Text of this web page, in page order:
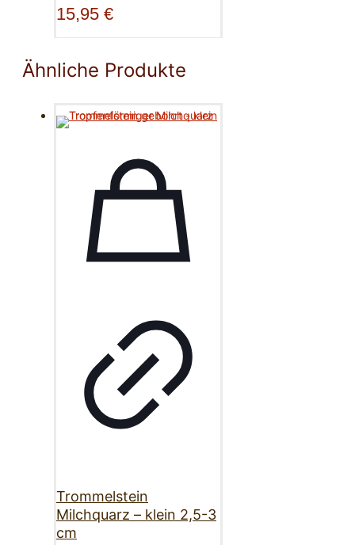
15,95 €
Ähnliche Produkte
Trommelstein
Milchquarz – klein 2,5-3
cm